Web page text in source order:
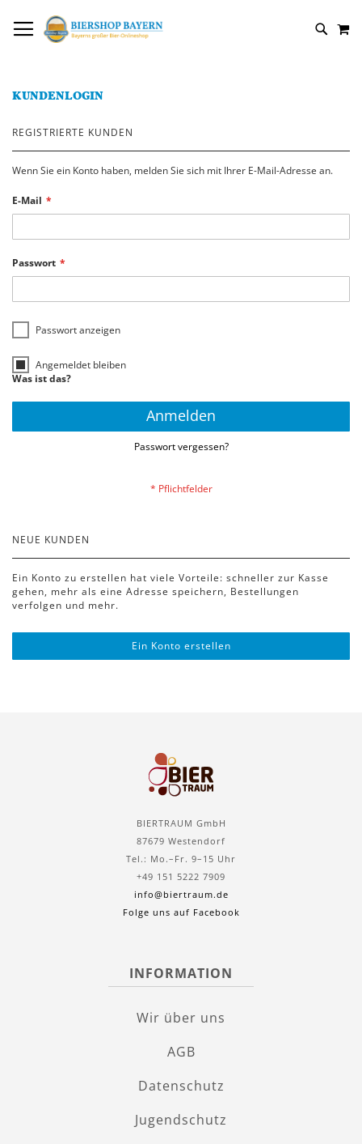
ZUM
INHALT
KUNDENLOGIN
REGISTRIERTE KUNDEN
Wenn Sie ein Konto haben, melden Sie sich mit Ihrer E-Mail-Adresse an.
E-Mail
Passwort
Passwort anzeigen
Angemeldet bleiben
Was ist das?
Anmelden
Passwort vergessen?
NEUE KUNDEN
Ein Konto zu erstellen hat viele Vorteile: schneller zur Kasse
gehen, mehr als eine Adresse speichern, Bestellungen
verfolgen und mehr.
Ein Konto erstellen
BIERTRAUM GmbH
87679 Westendorf
Tel.: Mo.–Fr. 9–15 Uhr
+49 151 5222 7909
info@biertraum.de
Folge uns auf Facebook
INFORMATION
Wir über uns
AGB
Datenschutz
Jugendschutz